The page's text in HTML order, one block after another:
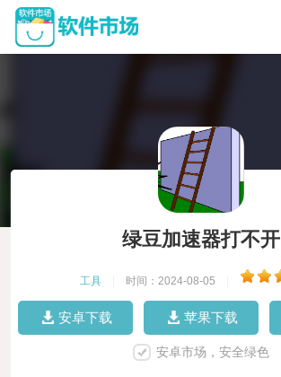
绿豆加速器打不开
工具 时间：2024-08-05
安卓下载 苹果下载
安卓市场，安全绿色